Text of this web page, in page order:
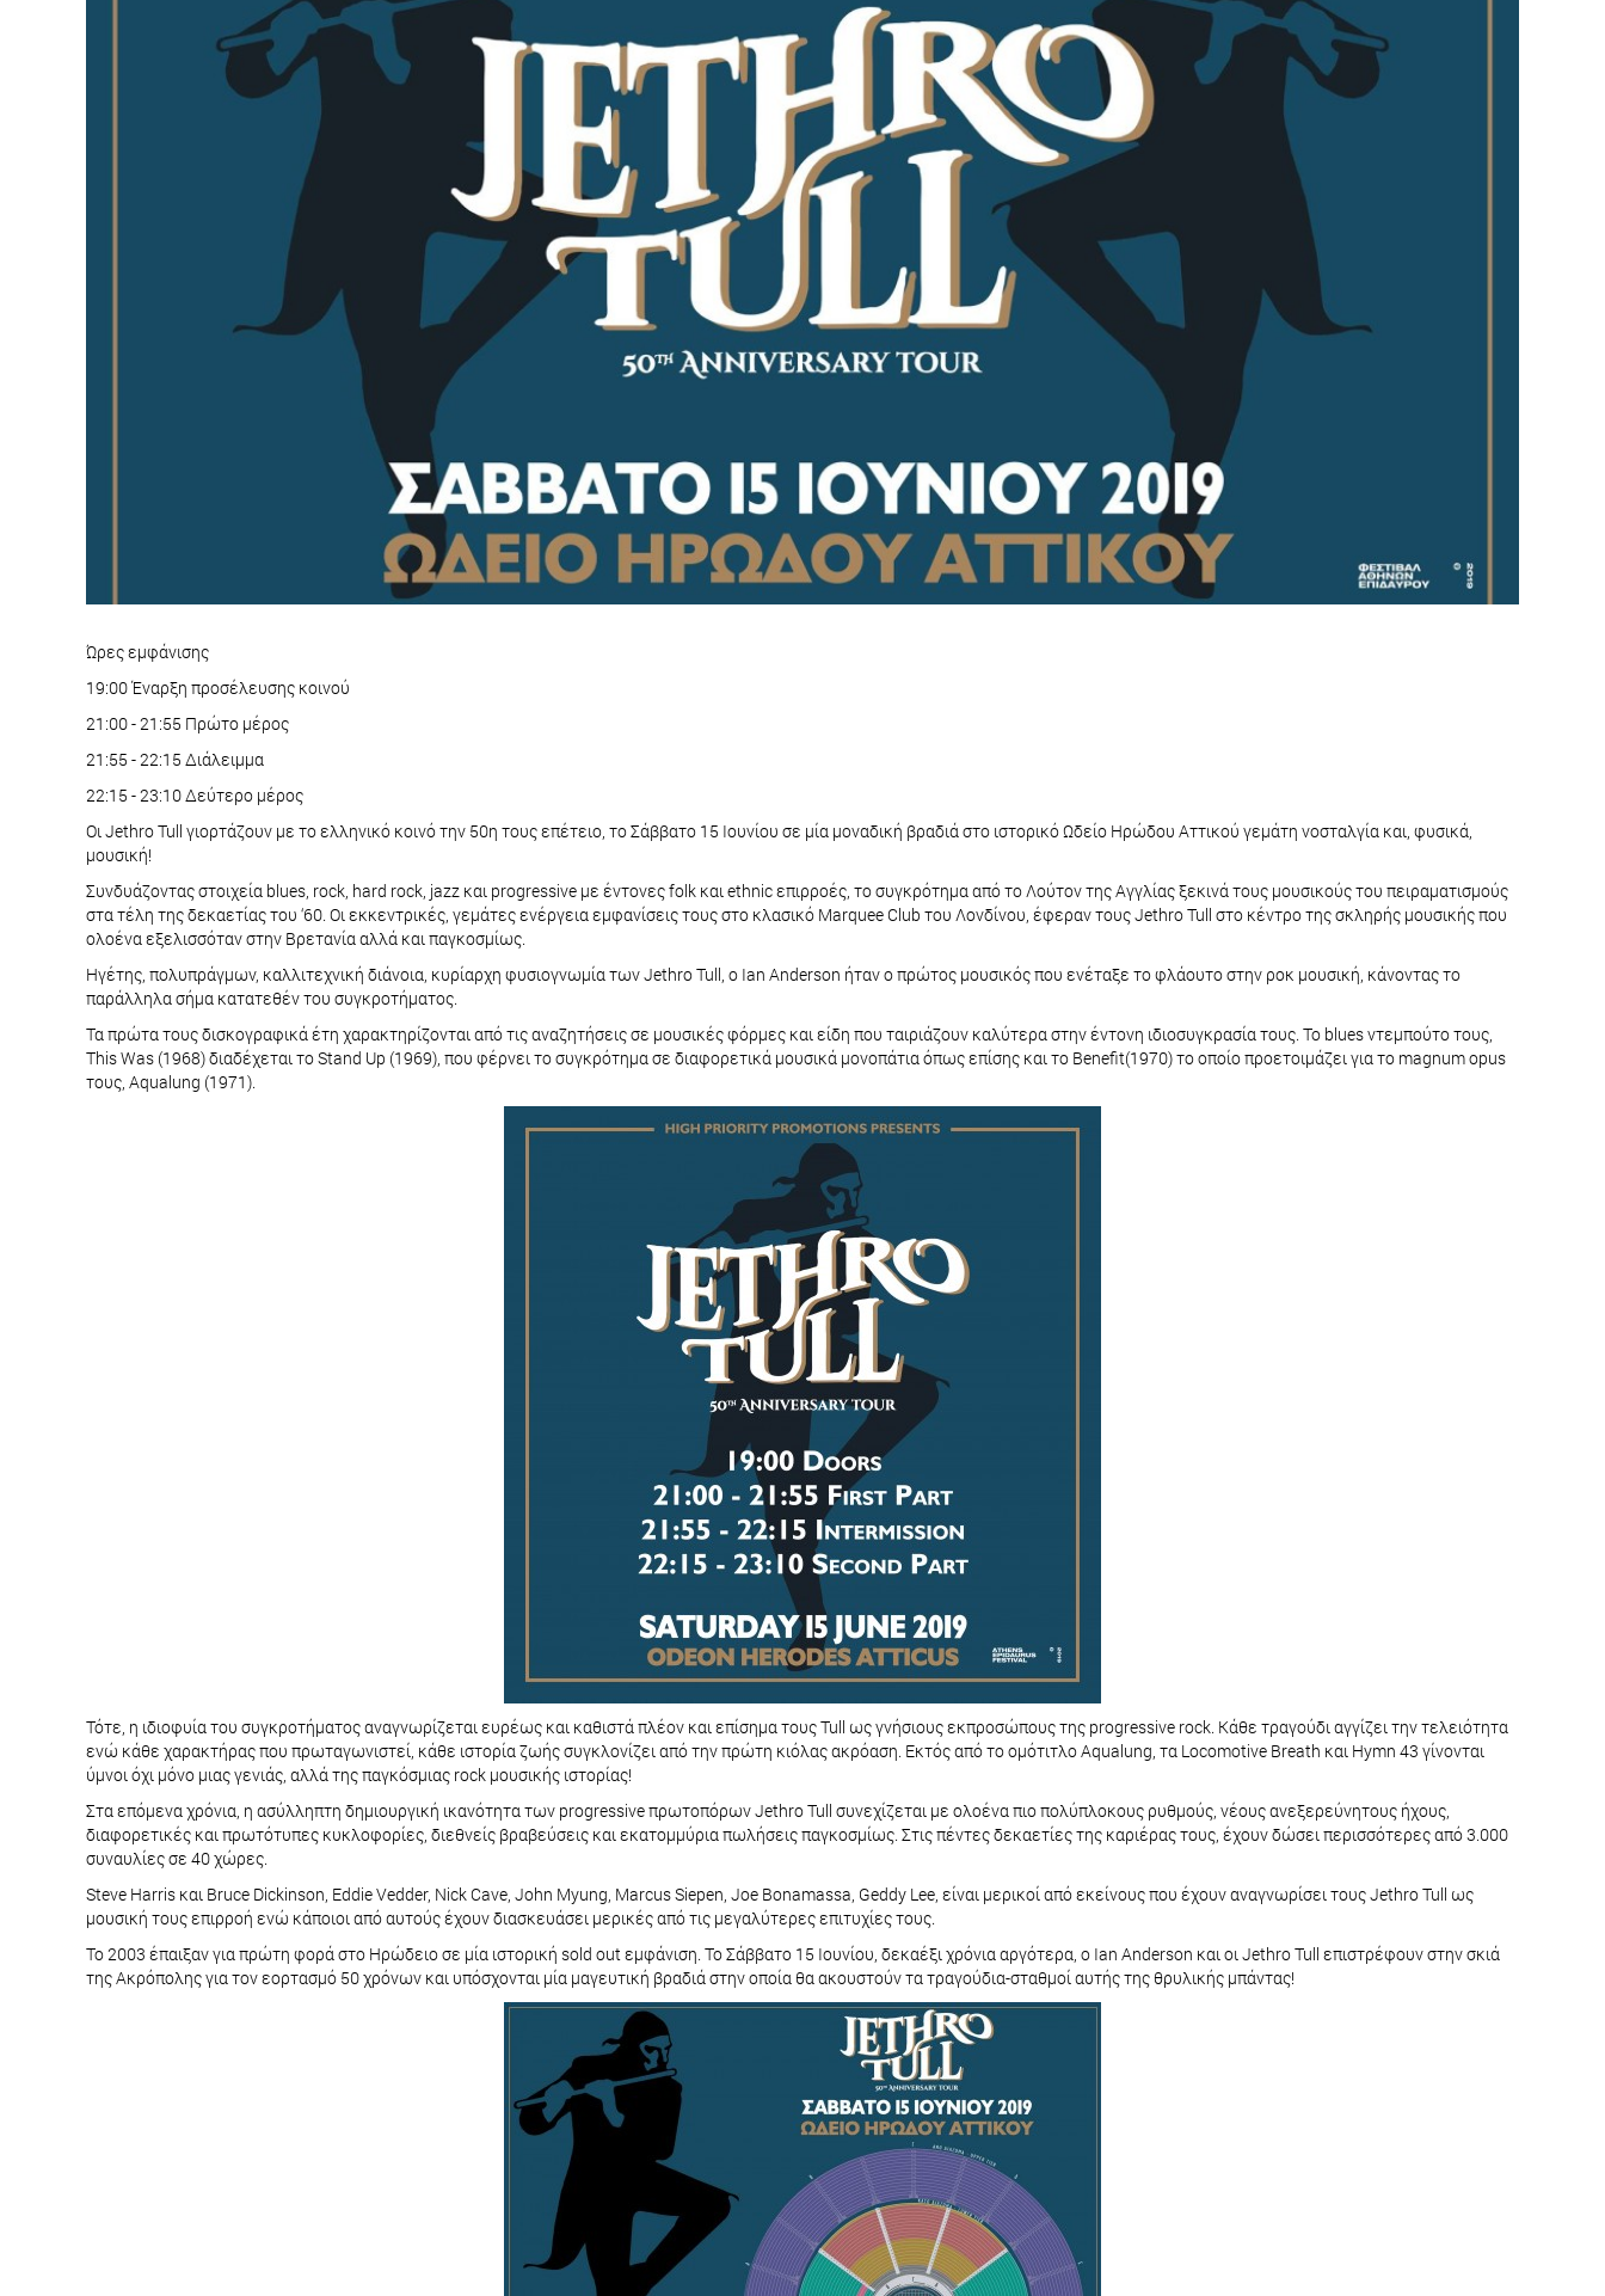
Ώρες εμφάνισης
19:00 Έναρξη προσέλευσης κοινού
21:00 - 21:55 Πρώτο μέρος
21:55 - 22:15 Διάλειμμα
22:15 - 23:10 Δεύτερο μέρος
Οι Jethro Tull γιορτάζουν με το ελληνικό κοινό την 50η τους επέτειο, το Σάββατο 15 Ιουνίου σε μία μοναδική βραδιά στο ιστορικό Ωδείο Ηρώδου Αττικού γεμάτη νοσταλγία και, φυσικά,
μουσική!
Συνδυάζοντας στοιχεία blues, rock, hard rock, jazz και progressive με έντονες folk και ethnic επιρροές, το συγκρότημα από το Λούτον της Αγγλίας ξεκινά τους μουσικούς του πειραματισμούς
στα τέλη της δεκαετίας του ‘60. Οι εκκεντρικές, γεμάτες ενέργεια εμφανίσεις τους στο κλασικό Marquee Club του Λονδίνου, έφεραν τους Jethro Tull στο κέντρο της σκληρής μουσικής που
ολοένα εξελισσόταν στην Βρετανία αλλά και παγκοσμίως.
Ηγέτης, πολυπράγμων, καλλιτεχνική διάνοια, κυρίαρχη φυσιογνωμία των Jethro Tull, ο Ian Anderson ήταν ο πρώτος μουσικός που ενέταξε το φλάουτο στην ροκ μουσική, κάνοντας το
παράλληλα σήμα κατατεθέν του συγκροτήματος.
Τα πρώτα τους δισκογραφικά έτη χαρακτηρίζονται από τις αναζητήσεις σε μουσικές φόρμες και είδη που ταιριάζουν καλύτερα στην έντονη ιδιοσυγκρασία τους. Το blues ντεμπούτο τους,
This Was (1968) διαδέχεται το Stand Up (1969), που φέρνει το συγκρότημα σε διαφορετικά μουσικά μονοπάτια όπως επίσης και το Benefit(1970) το οποίο προετοιμάζει για το magnum opus
τους, Aqualung (1971).
Τότε, η ιδιοφυία του συγκροτήματος αναγνωρίζεται ευρέως και καθιστά πλέον και επίσημα τους Tull ως γνήσιους εκπροσώπους της progressive rock. Κάθε τραγούδι αγγίζει την τελειότητα
ενώ κάθε χαρακτήρας που πρωταγωνιστεί, κάθε ιστορία ζωής συγκλονίζει από την πρώτη κιόλας ακρόαση. Εκτός από το ομότιτλο Aqualung, τα Locomotive Breath και Hymn 43 γίνονται
ύμνοι όχι μόνο μιας γενιάς, αλλά της παγκόσμιας rock μουσικής ιστορίας!
Στα επόμενα χρόνια, η ασύλληπτη δημιουργική ικανότητα των progressive πρωτοπόρων Jethro Tull συνεχίζεται με ολοένα πιο πολύπλοκους ρυθμούς, νέους ανεξερεύνητους ήχους,
διαφορετικές και πρωτότυπες κυκλοφορίες, διεθνείς βραβεύσεις και εκατομμύρια πωλήσεις παγκοσμίως. Στις πέντες δεκαετίες της καριέρας τους, έχουν δώσει περισσότερες από 3.000
συναυλίες σε 40 χώρες.
Steve Harris και Bruce Dickinson, Eddie Vedder, Nick Cave, John Myung, Marcus Siepen, Joe Bonamassa, Geddy Lee, είναι μερικοί από εκείνους που έχουν αναγνωρίσει τους Jethro Tull ως
μουσική τους επιρροή ενώ κάποιοι από αυτούς έχουν διασκευάσει μερικές από τις μεγαλύτερες επιτυχίες τους.
Το 2003 έπαιξαν για πρώτη φορά στο Ηρώδειο σε μία ιστορική sold out εμφάνιση. Το Σάββατο 15 Ιουνίου, δεκαέξι χρόνια αργότερα, ο Ian Anderson και οι Jethro Tull επιστρέφουν στην σκιά
της Ακρόπολης για τον εορτασμό 50 χρόνων και υπόσχονται μία μαγευτική βραδιά στην οποία θα ακουστούν τα τραγούδια-σταθμοί αυτής της θρυλικής μπάντας!